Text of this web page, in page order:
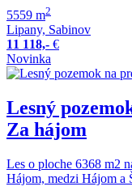
5559 m2
Lipany, Sabinov
11 118,- €
Novinka
Lesný
Za hájom
Les o ploche 6368 m2
Hájom, medzi Hájom a